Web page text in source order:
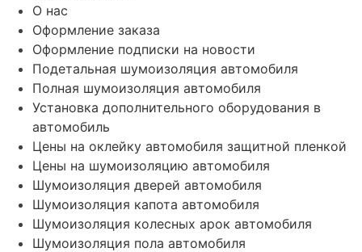
О нас
Оформление заказа
Оформление подписки на новости
Подетальная шумоизоляция автомобиля
Полная шумоизоляция автомобиля
Установка дополнительного оборудования в
автомобиль
Цены на оклейку автомобиля защитной пленкой
Цены на шумоизоляцию автомобиля
Шумоизоляция дверей автомобиля
Шумоизоляция капота автомобиля
Шумоизоляция колесных арок автомобиля
Шумоизоляция пола автомобиля